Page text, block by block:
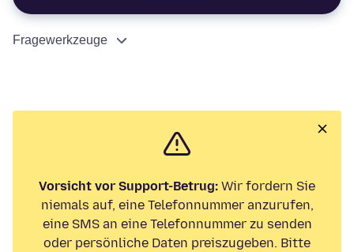
Fragewerkzeuge
Vorsicht vor Support-Betrug: Wir fordern Sie
niemals auf, eine Telefonnummer anzurufen,
eine SMS an eine Telefonnummer zu senden
oder persönliche Daten preiszugeben. Bitte